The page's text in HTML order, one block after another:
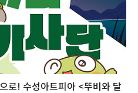
로! 수성아트피아 <뚜비와 달